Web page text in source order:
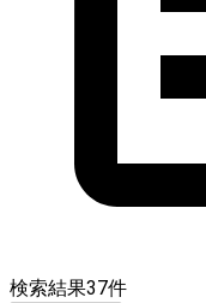
検索結果37件